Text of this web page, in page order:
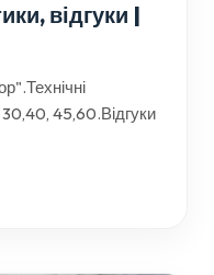
відгуки |
45,60.Відгуки